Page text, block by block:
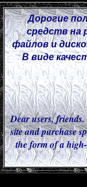
Дорогие
средств на
файлов и
В виде
Dear users,
site and purchase
the form of a